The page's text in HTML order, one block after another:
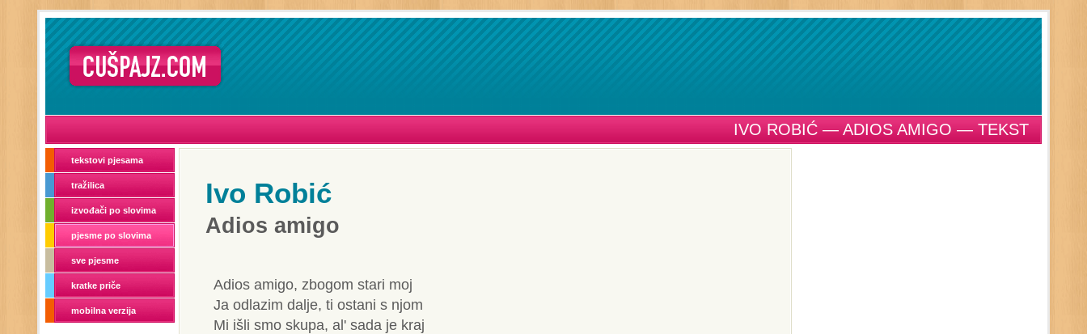
IVO ROBIĆ — ADIOS AMIGO — TEKST
tekstovi pjesama
tražilica
izvođači po slovima
pjesme po slovima
sve pjesme
kratke priče
mobilna verzija
Ivo Robić
Adios amigo
Adios amigo, zbogom stari moj
Ja odlazim dalje, ti ostani s njom
Mi išli smo skupa, al' sada je kraj